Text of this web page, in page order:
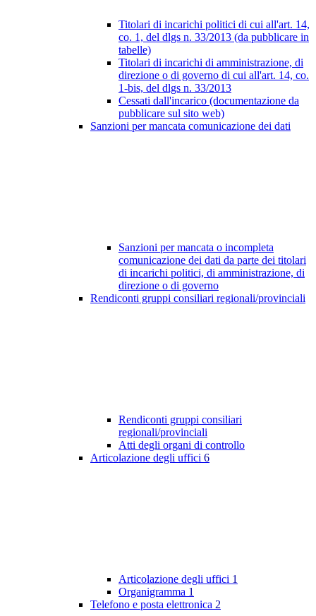
Titolari di incarichi politici di cui all'art. 14,
co. 1, del dlgs n. 33/2013 (da pubblicare in
tabelle)
Titolari di incarichi di amministrazione, di
direzione o di governo di cui all'art. 14, co.
1-bis, del dlgs n. 33/2013
Cessati dall'incarico (documentazione da
pubblicare sul sito web)
Sanzioni per mancata comunicazione dei dati
Sanzioni per mancata o incompleta
comunicazione dei dati da parte dei titolari
di incarichi politici, di amministrazione, di
direzione o di governo
Rendiconti gruppi consiliari regionali/provinciali
Rendiconti gruppi consiliari
regionali/provinciali
Atti degli organi di controllo
Articolazione degli uffici 6
Articolazione degli uffici 1
Organigramma 1
Telefono e posta elettronica 2